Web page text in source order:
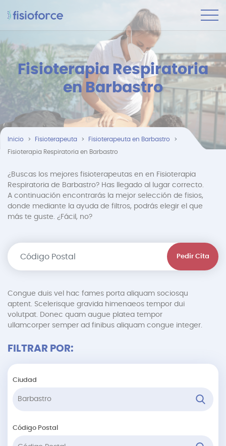
Fisioterapia Respiratoria
en Barbastro
Inicio Fisioterapeuta Fisioterapeuta en Barbastro
Fisioterapia Respiratoria en Barbastro
¿Buscas los mejores fisioterapeutas en en Fisioterapia
Respiratoria de Barbastro? Has llegado al lugar correcto.
A continuación encontrarás la mejor selección de fisios,
donde mediante la ayuda de filtros, podrás elegir el que
más te guste. ¿Fácil, no?
Pedir Cita
Congue duis vel hac fames porta aliquam sociosqu
aptent. Scelerisque gravida himenaeos tempor dui
volutpat. Donec quam augue platea tempor
ullamcorper semper ad finibus aliquam congue integer.
FILTRAR POR:
Ciudad
Código Postal